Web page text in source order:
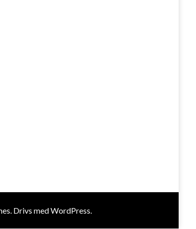
. Drivs medWordPress